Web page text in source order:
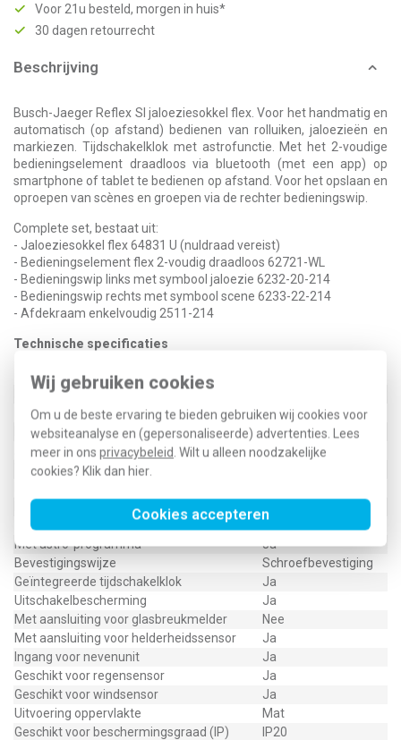
Wij gebruiken cookies
Om u de beste ervaring te bieden gebruiken wij cookies voor
websiteanalyse en (gepersonaliseerde) advertenties. Lees
meer in ons privacybeleid. Wilt u alleen noodzakelijke
cookies? Klik dan hier.
Cookies accepteren
Voor 21u besteld, morgen in huis*
30 dagen retourrecht
Beschrijving
Busch-Jaeger Reflex SI jaloeziesokkel flex. Voor het handmatig en
automatisch (op afstand) bedienen van rolluiken, jaloezieën en
markiezen. Tijdschakelklok met astrofunctie. Met het 2-voudige
bedieningselement draadloos via bluetooth (met een app) op
smartphone of tablet te bedienen op afstand. Voor het opslaan en
oproepen van scènes en groepen via de rechter bedieningswip.
Complete set, bestaat uit:
- Jaloeziesokkel flex 64831 U (nuldraad vereist)
- Bedieningselement flex 2-voudig draadloos 62721-WL
- Bedieningswip links met symbool jaloezie 6232-20-214
- Bedieningswip rechts met symbool scene 6233-22-214
- Afdekraam enkelvoudig 2511-214
Technische specificaties
Specificatie
Nom. spanning
Kleur
Overig
Halogeenvrij
Ja
Autonomie
12 Uur
Toevalsgenerator
Frequentie
Kwaliteitsklasse
Met astro-programma
Ja
Bevestigingswijze
Schroefbevestiging
Geïntegreerde tijdschakelklok
Ja
Uitschakelbescherming
Ja
Met aansluiting voor glasbreukmelder
Nee
Met aansluiting voor helderheidssensor
Ja
Ingang voor nevenunit
Ja
Geschikt voor regensensor
Ja
Geschikt voor windsensor
Ja
Uitvoering oppervlakte
Mat
Geschikt voor beschermingsgraad (IP)
IP20